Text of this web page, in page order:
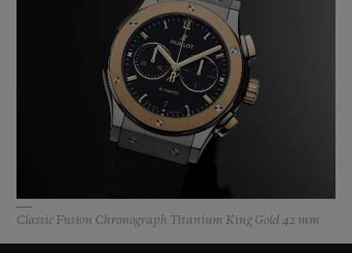
Classic Fusion Chronograph Titanium King Gold 42 mm